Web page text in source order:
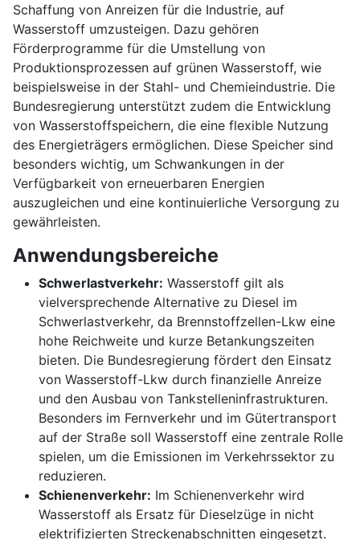
Schaffung von Anreizen für die Industrie, auf
Wasserstoff umzusteigen. Dazu gehören
Förderprogramme für die Umstellung von
Produktionsprozessen auf grünen Wasserstoff, wie
beispielsweise in der Stahl- und Chemieindustrie. Die
Bundesregierung unterstützt zudem die Entwicklung
von Wasserstoffspeichern, die eine flexible Nutzung
des Energieträgers ermöglichen. Diese Speicher sind
besonders wichtig, um Schwankungen in der
Verfügbarkeit von erneuerbaren Energien
auszugleichen und eine kontinuierliche Versorgung zu
gewährleisten.
Anwendungsbereiche
Schwerlastverkehr: Wasserstoff gilt als
vielversprechende Alternative zu Diesel im
Schwerlastverkehr, da Brennstoffzellen-Lkw eine
hohe Reichweite und kurze Betankungszeiten
bieten. Die Bundesregierung fördert den Einsatz
von Wasserstoff-Lkw durch finanzielle Anreize
und den Ausbau von Tankstelleninfrastrukturen.
Besonders im Fernverkehr und im Gütertransport
auf der Straße soll Wasserstoff eine zentrale Rolle
spielen, um die Emissionen im Verkehrssektor zu
reduzieren.
Schienenverkehr: Im Schienenverkehr wird
Wasserstoff als Ersatz für Dieselzüge in nicht
elektrifizierten Streckenabschnitten eingesetzt.